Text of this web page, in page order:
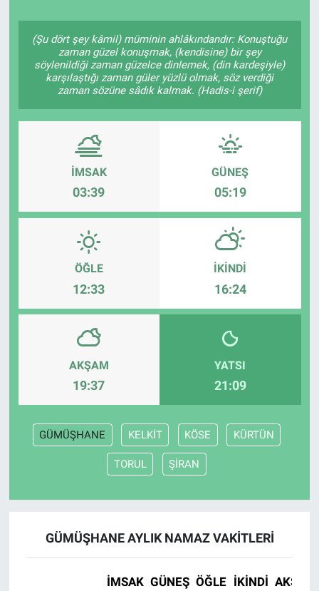
(Şu dört şey kâmil) müminin ahlâkındandır: Konuştuğu
zaman güzel konuşmak, (kendisine) bir şey
söylenildiği zaman güzelce dinlemek, (din kardeşiyle)
karşılaştığı zaman güler yüzlü olmak, söz verdiği
zaman sözüne sâdık kalmak. (Hadis-i şerif)
İMSAK
03:39
GÜNEŞ
05:19
ÖĞLE
12:33
İKINDI
16:24
AKŞAM
19:37
YATSI
21:09
GÜMÜŞHANE KELKİT KÖSE KÜRTÜN
TORUL ŞİRAN
GÜMÜŞHANE AYLIK NAMAZ VAKITLERI
İMSAK GÜNEŞ ÖĞLE İKINDI AKŞAM
Bilecik
Kütahya
Genel
Bilim ve Teknoloji